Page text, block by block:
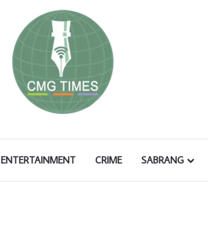
ENTERTAINMENT CRIME SABRANG